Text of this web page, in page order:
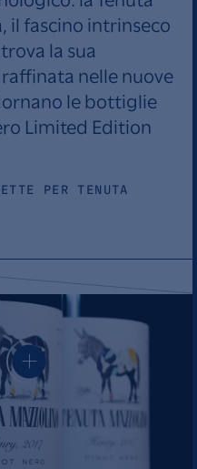
il fascino intrinseco
la sua
nelle nuove
le bottiglie
Limited Edition
PER TENUTA